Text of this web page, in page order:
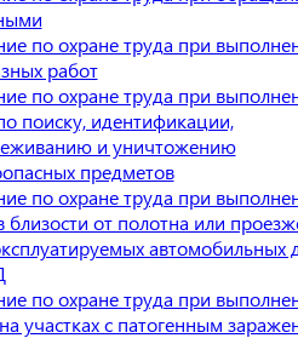
по охране труда при
работ
по охране труда при
поиску, идентификации,
и уничтожению
предметов
по охране труда при
близости от полотна или
автомобильных
по охране труда при
участках с патогенным